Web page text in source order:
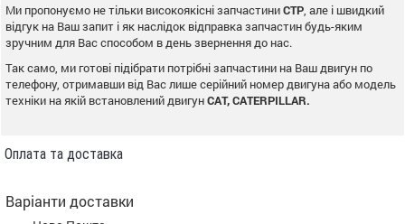
Ми пропонуємо не тільки високоякісні запчастиниCTP , але і швидкий
відгук на Ваш запит і як наслідок відправка запчастин будь-яким
зручним для Вас способом в день звернення до нас.
Так само, ми готові підібрати потрібні запчастини на Ваш двигун по
телефону, отримавши від Вас лише серійний номер двигуна або модель
техніки на якій встановлений двигунCAT, CATERPILLAR.
Оплата та доставка
Варіанти доставки